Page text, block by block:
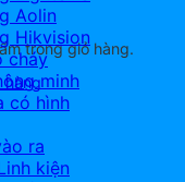
trong giỏ hàng.
hàng
Aolin
Hikvision
cháy
minh
có hình
ra
kiện